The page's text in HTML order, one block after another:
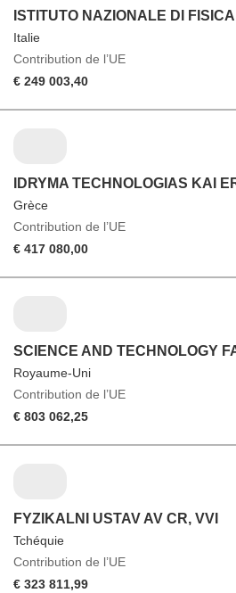
ISTITUTO NAZIONALE DI
Italie
Contribution de l’UE
€ 249 003,40
IDRYMA TECHNOLOGIAS KAI
Grèce
Contribution de l’UE
€ 417 080,00
SCIENCE AND TECHNOLOGY
Royaume-Uni
Contribution de l’UE
€ 803 062,25
FYZIKALNI USTAV AV CR, VVI
Tchéquie
Contribution de l’UE
€ 323 811,99